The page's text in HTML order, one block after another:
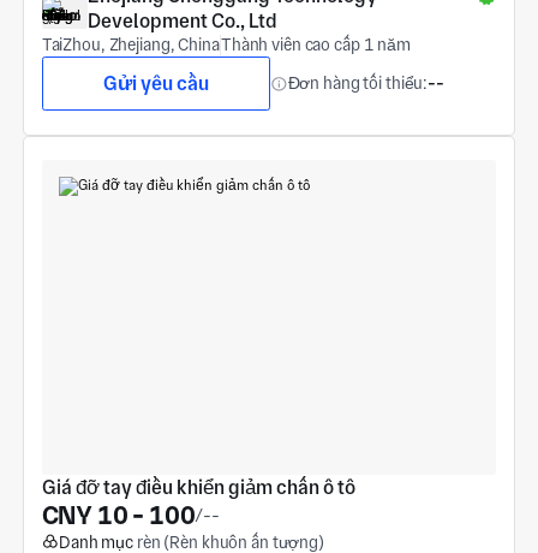
Development Co., Ltd
TaiZhou, Zhejiang, ChinaThành viên cao cấp 1 năm
Gửi yêu cầu Đơn hàng tối thiểu:--
Giá đỡ tay điều khiển giảm chấn ô tô
CNY 10 - 100/--
Danh mục rèn (Rèn khuôn ấn tượng)